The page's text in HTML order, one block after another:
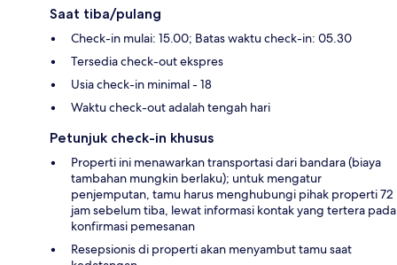
Saat tiba/pulang
Check-in mulai: 15.00; Batas waktu check-in: 05.30
Tersedia check-out ekspres
Usia check-in minimal - 18
Waktu check-out adalah tengah hari
Petunjuk check-in khusus
Properti ini menawarkan transportasi dari bandara (biaya
tambahan mungkin berlaku); untuk mengatur
penjemputan, tamu harus menghubungi pihak properti 72
jam sebelum tiba, lewat informasi kontak yang tertera pada
konfirmasi pemesanan
Resepsionis di properti akan menyambut tamu saat